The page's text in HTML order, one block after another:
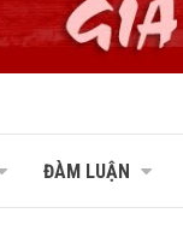
ĐÀM LUẬN